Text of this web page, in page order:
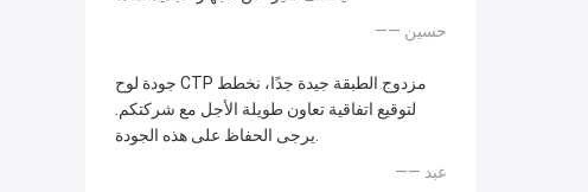
—— حسين
جودة لوح CTP مزدوج الطبقة جيدة جدًا، نخطط
لتوقيع اتفاقية تعاون طويلة الأجل مع شركتكم.
يرجى الحفاظ على هذه الجودة.
—— عبد